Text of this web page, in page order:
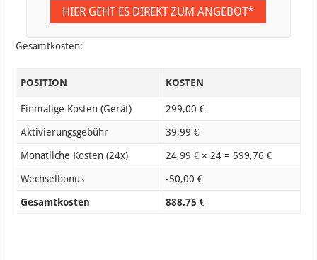
HIER GEHT ES DIREKT ZUM ANGEBOT*
Gesamtkosten:
POSITION KOSTEN
Einmalige Kosten (Gerät) 299,00 €
Aktivierungsgebühr 39,99 €
Monatliche Kosten (24x) 24,99 € × 24 = 599,76 €
Wechselbonus -50,00 €
Gesamtkosten 888,75 €